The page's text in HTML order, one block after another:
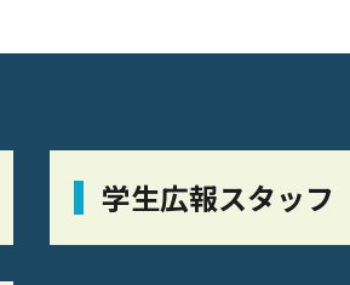
学生広報スタッフ